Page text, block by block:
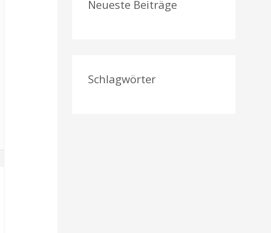
Neueste Beiträge
Schlagwörter